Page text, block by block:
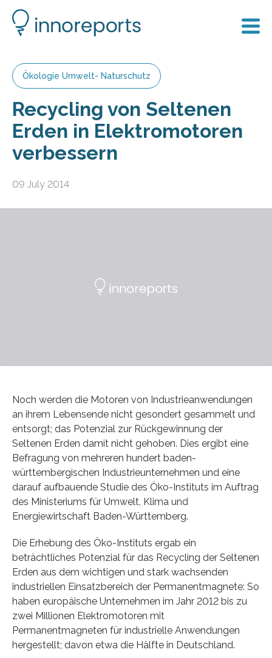
Ökologie Umwelt- Naturschutz
Recycling von Seltenen
Erden in Elektromotoren
verbessern
09 July 2014
Noch werden die Motoren von Industrieanwendungen
an ihrem Lebensende nicht gesondert gesammelt und
entsorgt; das Potenzial zur Rückgewinnung der
Seltenen Erden damit nicht gehoben. Dies ergibt eine
Befragung von mehreren hundert baden-
württembergischen Industrieunternehmen und eine
darauf aufbauende Studie des Öko-Instituts im Auftrag
des Ministeriums für Umwelt, Klima und
Energiewirtschaft Baden-Württemberg.
Die Erhebung des Öko-Instituts ergab ein
beträchtliches Potenzial für das Recycling der Seltenen
Erden aus dem wichtigen und stark wachsenden
industriellen Einsatzbereich der Permanentmagnete: So
haben europäische Unternehmen im Jahr 2012 bis zu
zwei Millionen Elektromotoren mit
Permanentmagneten für industrielle Anwendungen
hergestellt; davon etwa die Hälfte in Deutschland.